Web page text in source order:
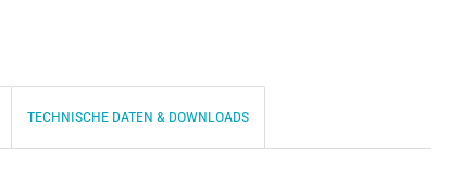
TECHNISCHE DATEN & DOWNLOADS